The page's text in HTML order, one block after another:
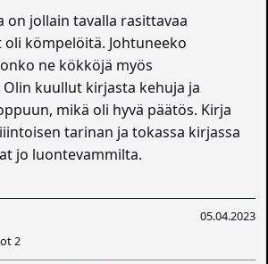
on jollain tavalla rasittavaa
kömpelöitä. Johtuneeko
ne kökköjä myös
kuullut kirjasta kehuja ja
mikä oli hyvä päätös. Kirja
tarinan ja tokassa kirjassa
jo luontevammilta.
05.04.2023
2